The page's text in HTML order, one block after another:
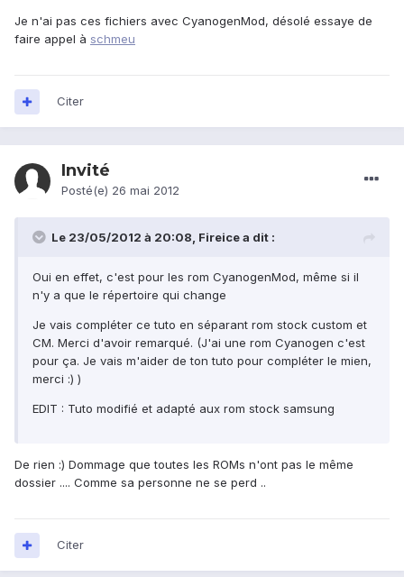
Je n'ai pas ces fichiers avec CyanogenMod, désolé essaye de
faire appel à schmeu
Citer
Invité
Posté(e) 26 mai 2012
Le 23/05/2012 à 20:08, Fireice a dit :
Oui en effet, c'est pour les rom CyanogenMod, même si il
n'y a que le répertoire qui change
Je vais compléter ce tuto en séparant rom stock custom et
CM. Merci d'avoir remarqué. (J'ai une rom Cyanogen c'est
pour ça. Je vais m'aider de ton tuto pour compléter le mien,
merci :) )
EDIT : Tuto modifié et adapté aux rom stock samsung
De rien :) Dommage que toutes les ROMs n'ont pas le même
dossier .... Comme sa personne ne se perd ..
Citer